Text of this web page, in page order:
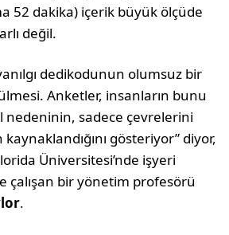
52 dakika) içerik büyük ölçüde
değil.
dedikodunun olumsuz bir
Anketler, insanların bunu
nedeninin, sadece çevrelerini
gösteriyor” diyor,
Üniversitesi’nde işyeri
çalışan bir yönetim profesörü
.